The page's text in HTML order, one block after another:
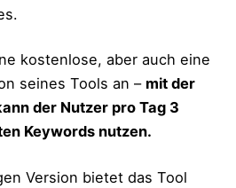
kostenlose, aber auch eine
seines Tools an – mit der
der Nutzer pro Tag 3
Keywords nutzen.
Version bietet das Tool